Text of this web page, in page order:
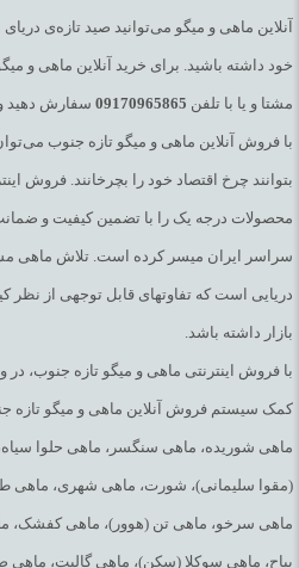
آنلاین ماهی و میگو می‌توانید صید تازه‌ی
خود داشته باشید. برای خرید آنلاین ماهی و
مشتا و یا با تلفن 09170965865 سفارش دهید
با فروش آنلاین ماهی و میگو تازه جنوب
بتوانند چرخ اقتصاد خود را بچرخانند. فروش
محصولات درجه یک را با تضمین کیفیت و
سراسر ایران میسر کرده است. تلاش ماهی
دریایی است که تفاوتهای قابل توجهی از نظر
بازار داشته باشد.
با فروش اینترنتی ماهی و میگو تازه جنوب،
کمک سیستم فروش آنلاین ماهی و میگو تازه
ماهی شوریده، ماهی سنگسر، ماهی حلوا
(مقوا سلیمانی)، شورت، ماهی شهری، ماهی
ماهی سرخو، ماهی تن (هوور)، ماهی کفشک،
بیاح، ماهی سوکلا (سکن)، ماهی گالیت، ماهی